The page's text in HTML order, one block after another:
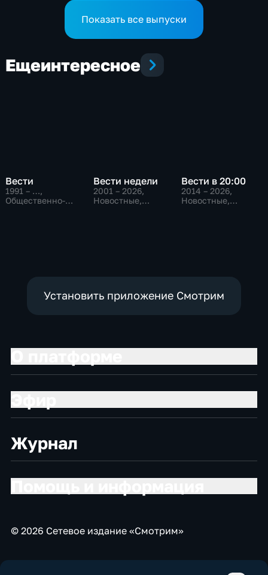
Показать все выпуски
Ещеинтересное
Вести
1991 – …,
Общественно-
Вести недели
2001 – 2026,
Новостные,
Вести в 20:00
2014 – 2026,
Новостные,
Установить приложение Смотрим
Журнал
© 2026 Сетевое издание «Смотрим»